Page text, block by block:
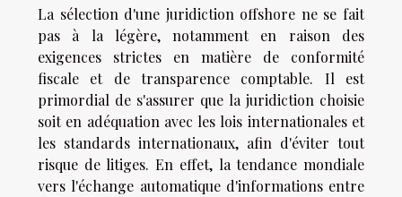
La sélection d'une juridiction offshore ne se fait
pas à la légère, notamment en raison des
exigences strictes en matière de conformité
fiscale et de transparence comptable. Il est
primordial de s'assurer que la juridiction choisie
soit en adéquation avec les lois internationales et
les standards internationaux, afin d'éviter tout
risque de litiges. En effet, la tendance mondiale
vers l'échange automatique d'informations entre